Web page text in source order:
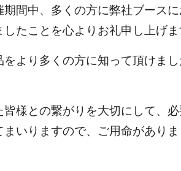
間中、多くの方に弊社ブースに
たことを心よりお礼申し上げま
より多くの方に知って頂けま
様との繋がりを大切にして、
いりますので、ご用命があり